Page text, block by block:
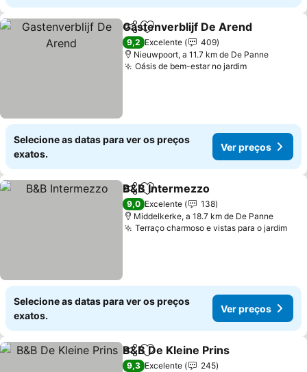
PartilharAdicionar aos favoritos
Gastenverblijf De Arend
9,2 Excelente
409
Nieuwpoort, a 11.7 km de De Panne
Oásis de bem-estar no jardimVer preços
Selecione as datas para ver os preços
exatos.
Ver preços
PartilharAdicionar aos favoritos
B&B Intermezzo
9,0 Excelente
138
Middelkerke, a 18.7 km de De Panne
Terraço charmoso e vistas para o jardim
Selecione as datas para ver os preços
exatos.
Ver preços
PartilharAdicionar aos favoritos
B&B De Kleine Prins
9,3 Excelente
245